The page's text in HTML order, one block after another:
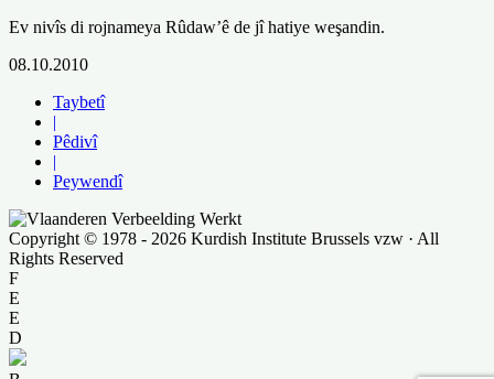
Ev nivîs di rojnameya Rûdaw’ê de jî hatiye weşandin.
08.10.2010
Taybetî
|
Pêdivî
|
Peywendî
Copyright © 1978 - 2026 Kurdish Institute Brussels vzw · All
Rights Reserved
F
E
E
D